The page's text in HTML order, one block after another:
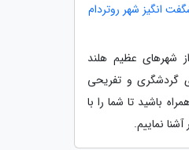
انگیز شهر روتردام
شهرهای عظیم هلند
گردشگری و تفریحی
باشید تا شما را با
نماییم.